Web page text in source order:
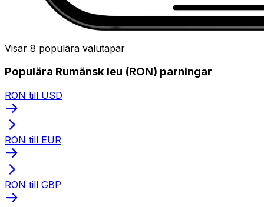
Visar 8 populära valutapar
Populära Rumänsk leu (RON) parningar
RON till USD
RON till EUR
RON till GBP